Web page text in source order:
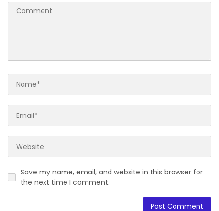
Save my name, email, and website in this browser for
the next time I comment.